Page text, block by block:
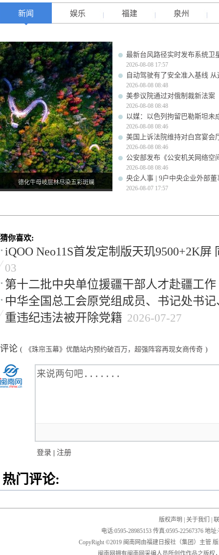
新闻 娱乐 福建 泉州
德化牛母岐层林尽染五彩斑斓
最新台风路径实时发布系统卫
2026-08-08 17:57
自动驾驶有了安全准入基线
2026-08-08 08:48
美参议院通过对俄制裁新法案
2026-08-08 08:48
以媒：以色列拘留巴勒斯坦未
2026-08-08 08:46
美国上诉法院维持对白宫宴会
2026-08-08 08:46
公安部发布《公安机关网络空
2026-08-08 08:46
央企人事 | 9户中央企业外部
2026-08-07 17:57
猜你喜欢:
iQOO Neo11S首发定制版天玑9500+2K屏
03
第十二批中央单位援疆干部人才赴疆工作
中华全国总工会原党组成员、书记处书
重违纪违法被开除党籍 2026-07-27
评论 ( 《珠帘玉幕》优酷站内预约破百万，超强阵容再现女商传奇 )
登录 | 注册
热门评论:
版权声明 关于我们
电话:0595-28985153 传真:0595-22567376 地
CopyRight ©2019 闽南网由福建日报社（集团）主管
闽南网拥有闽南网采编人员所创作作品之版